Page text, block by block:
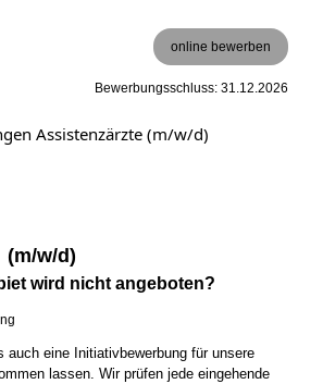
online bewerben
Bewerbungsschluss: 31.12.2026
Assistenzärzte (m/w/d)
w/d)
wird nicht angeboten?
auch eine Initiativbewerbung für unsere
lassen. Wir prüfen jede eingehende